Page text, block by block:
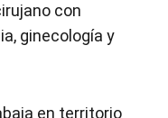
con
ginecología y
en territorio